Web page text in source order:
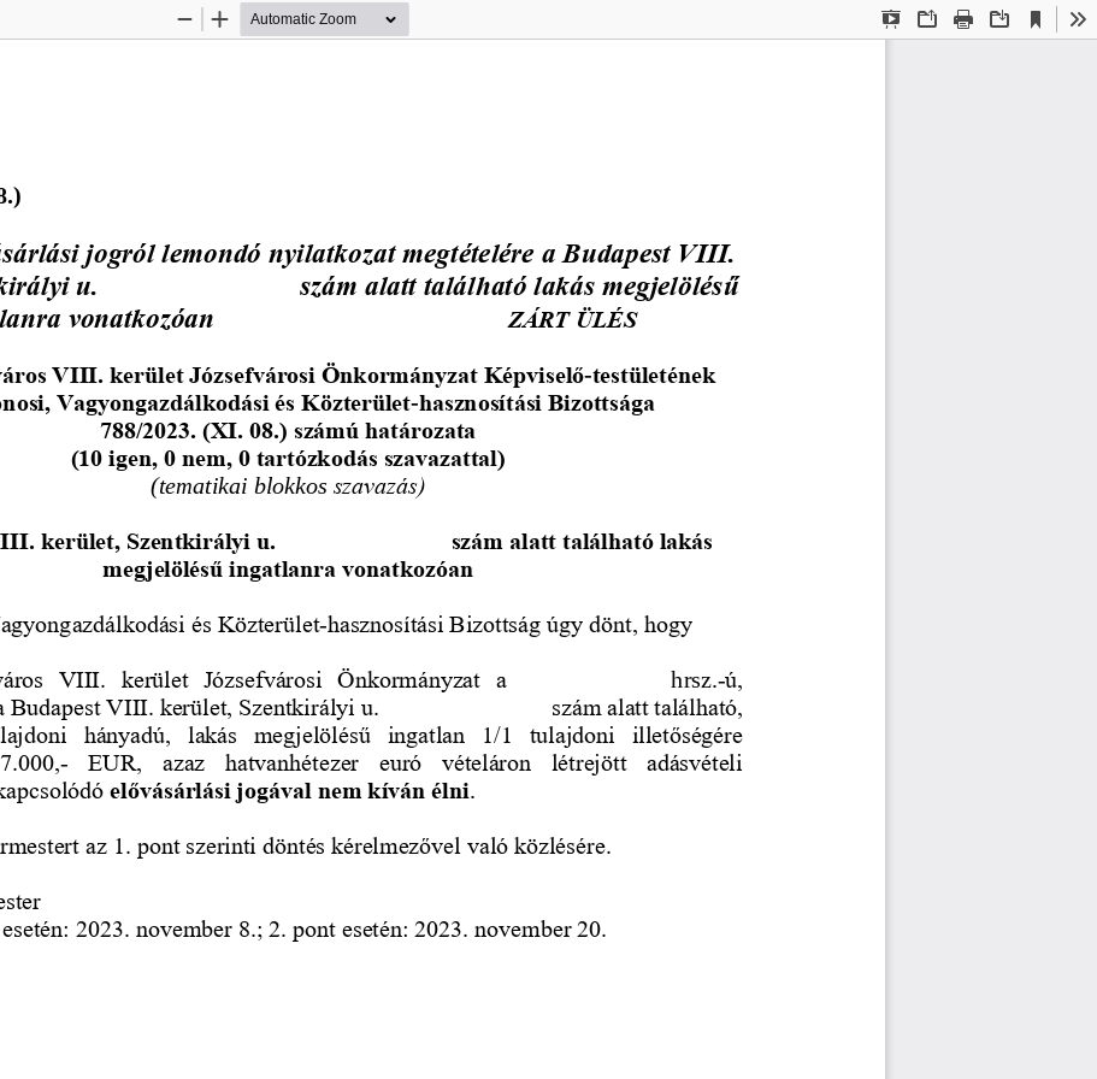
Presentation
OpenPrint Download
Current
View
Zoom
Zoom
.)
jogról lemondó nyilatkozat megtételére a Budapest VIII.
u.
10. 2. emelet 17. szám alatt található lakás megjelölésű
vonatkozóan
ZÁRT ÜLÉS
VIII. kerület Józsefvárosi Önkormányzat Képviselő-testületének
Vagyongazdálkodási és Közterület-hasznosítási Bizottsága
788/2023. (XI. 08.) számú határozata
(10 igen, 0 nem, 0 tartózkodás szavazattal)
(tematikai blokkos szavazás)
kerület, Szentkirályi u.
szám alatt található lakás
megjelölésű ingatlanra vonatkozóan
és Közterület-hasznosítási Bizottság úgy dönt, hogy
VIII.  kerület  Józsefvárosi  Önkormányzat  a hrsz.-ú,
Budapest VIII. kerület, Szentkirályi u.
szám alatt található,
hányadú,  lakás  megjelölésű  ingatlan  1/1  tulajdoni  illetőségére
-
EUR,  azaz  hatvanhétezer  euró  vételáron  létrejött  adásvételi
elővásárlási jogával nem kíván élni.
az 1. pont szerinti döntés kérelmezővel való közlésére.
2023. november 8.; 2. pont esetén: 2023. november 20.